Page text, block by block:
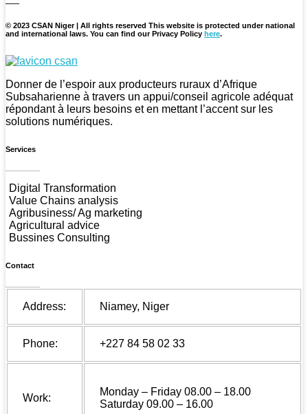
© 2023 CSAN Niger | All rights reserved This website is protected under national
and international laws. You can find our Privacy Policy here.
Donner de l’espoir aux producteurs ruraux d’Afrique
Subsaharienne à travers un appui/conseil agricole adéquat
répondant à leurs besoins et en mettant l’accent sur les
solutions numériques.
Services
Digital Transformation
Value Chains analysis
Agribusiness/ Ag marketing
Agricultural advice
Bussines Consulting
Contact
Address: Niamey, Niger
Phone: +227 84 58 02 33
Work:
Monday – Friday 08.00 – 18.00
Saturday 09.00 – 16.00